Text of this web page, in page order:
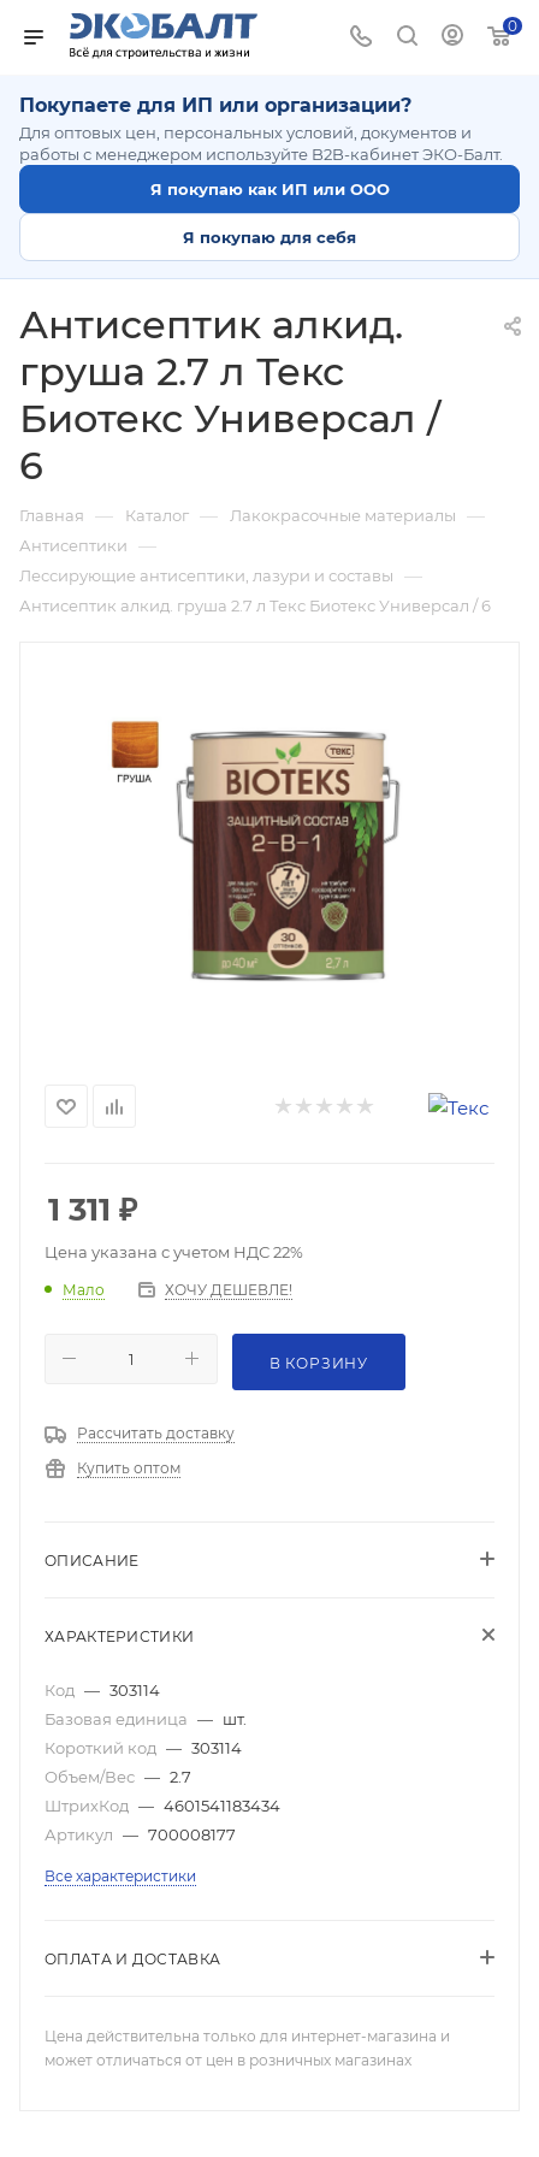
0
Покупаете для ИП или организации?
Для оптовых цен, персональных условий, документов и
работы с менеджером используйте B2B-кабинет ЭКО-Балт.
Я покупаю как ИП или ООО
Я покупаю для себя
Антисептик алкид.
груша 2.7 л Текс
Биотекс Универсал /
6
Главная — Каталог — Лакокрасочные материалы —
Антисептики —
Лессирующие антисептики, лазури и составы —
Антисептик алкид. груша 2.7 л Текс Биотекс Универсал / 6
1 311 ₽
Цена указана с учетом НДС 22%
Мало ХОЧУ ДЕШЕВЛЕ!
В КОРЗИНУ
Рассчитать доставку
Купить оптом
ОПИСАНИЕ
ХАРАКТЕРИСТИКИ
Код — 303114
Базовая единица — шт.
Короткий код — 303114
Объем/Вес — 2.7
ШтрихКод — 4601541183434
Артикул — 700008177
Все характеристики
ОПЛАТА И ДОСТАВКА
Цена действительна только для интернет-магазина и
может отличаться от цен в розничных магазинах